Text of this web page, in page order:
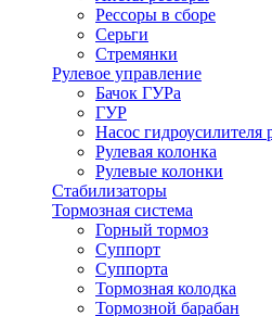
Рессоры в сборе
Серьги
Стремянки
Рулевое управление
Бачок ГУРа
ГУР
Насос гидроусилителя
Рулевая колонка
Рулевые колонки
Стабилизаторы
Тормозная система
Горный тормоз
Суппорт
Суппорта
Тормозная колодка
Тормозной барабан